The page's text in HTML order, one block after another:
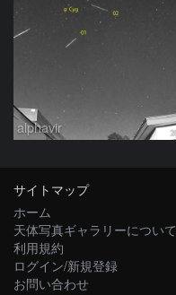
alphavir
サイトマップ
ホーム
天体写真ギャラリーについて
利用規約
ログイン/新規登録
お問い合わせ